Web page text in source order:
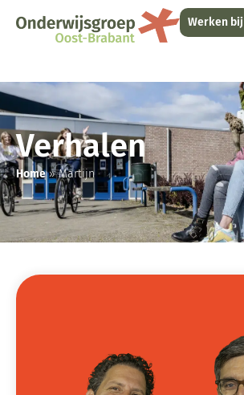
Werken bij
Verhalen
Home»Martijn